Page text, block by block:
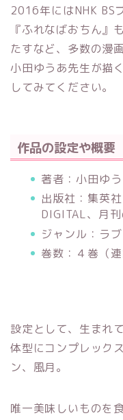
2016年にはNHK BS
『ふれなばおちん』
たすなど、多数の漫
小田ゆうあ先生が描
してみてください。
作品の設定や概要
著者：小田ゆ
出版社：集英
DIGITAL、月
ジャンル：ラ
巻数：４巻（
設定として、生まれ
体型にコンプレック
ン、風月。
唯一美味しいものを